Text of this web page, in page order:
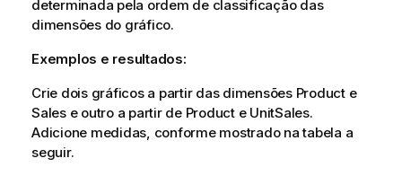
determinada pela ordem de classificação das
dimensões do gráfico.
Exemplos e resultados:
Crie dois gráficos a partir das dimensões Producte
Salese outro a partir de Producte UnitSales.
Adicione medidas, conforme mostrado na tabela a
seguir.